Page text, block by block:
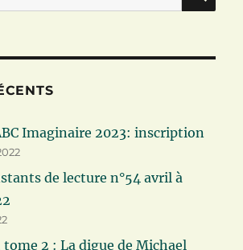
Imaginaire 2023: inscription
de lecture n°54 avril à
2 : La digue de Michael